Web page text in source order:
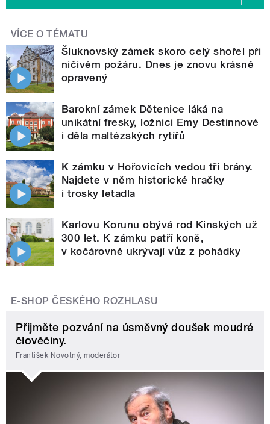
VÍCE O TÉMATU
Šluknovský zámek skoro celý shořel při
ničivém požáru. Dnes je znovu krásně
opravený
Barokní zámek Dětenice láká na
unikátní fresky, ložnici Emy Destinnové
i děla maltézských rytířů
K zámku v Hořovicích vedou tři brány.
Najdete v něm historické hračky
i trosky letadla
Karlovu Korunu obývá rod Kinských už
300 let. K zámku patří koně,
v kočárovně ukrývají vůz z pohádky
E-SHOP ČESKÉHO ROZHLASU
Přijměte pozvání na úsměvný doušek moudré
člověčiny.
František Novotný, moderátor